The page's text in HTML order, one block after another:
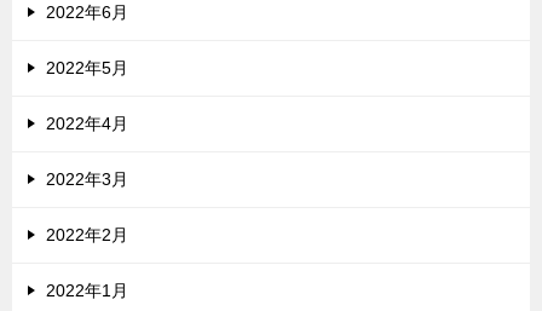
2022年6月
2022年5月
2022年4月
2022年3月
2022年2月
2022年1月